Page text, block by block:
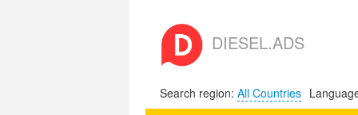
DIESEL.ADS
Search region: All Countries